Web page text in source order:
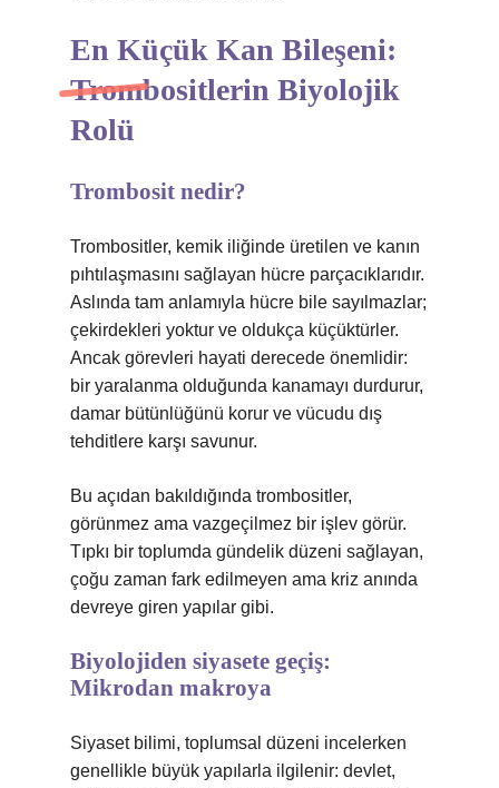
En Küçük Kan Bileşeni:
Trombositlerin Biyolojik
Rolü
Trombosit nedir?
Trombositler, kemik iliğinde üretilen ve kanın
pıhtılaşmasını sağlayan hücre parçacıklarıdır.
Aslında tam anlamıyla hücre bile sayılmazlar;
çekirdekleri yoktur ve oldukça küçüktürler.
Ancak görevleri hayati derecede önemlidir:
bir yaralanma olduğunda kanamayı durdurur,
damar bütünlüğünü korur ve vücudu dış
tehditlere karşı savunur.
Bu açıdan bakıldığında trombositler,
görünmez ama vazgeçilmez bir işlev görür.
Tıpkı bir toplumda gündelik düzeni sağlayan,
çoğu zaman fark edilmeyen ama kriz anında
devreye giren yapılar gibi.
Biyolojiden siyasete geçiş:
Mikrodan makroya
Siyaset bilimi, toplumsal düzeni incelerken
genellikle büyük yapılarla ilgilenir: devlet,